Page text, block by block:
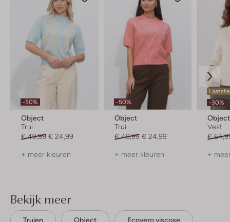
-50%
Object
Trui
€ 49,99 € 24,99
+ meer kleuren
-50%
Object
Trui
€ 49,99 € 24,99
+ meer kleuren
-30%
Object
Vest
€
+
Bekijk meer
Truien Object Ecovero viscose